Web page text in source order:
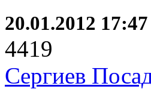
20.01.2012 17:47
4419
Сергиев